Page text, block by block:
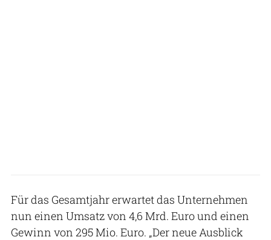
Für das Gesamtjahr erwartet das Unternehmen
nun einen Umsatz von 4,6 Mrd. Euro und einen
Gewinn von 295 Mio. Euro. „Der neue Ausblick